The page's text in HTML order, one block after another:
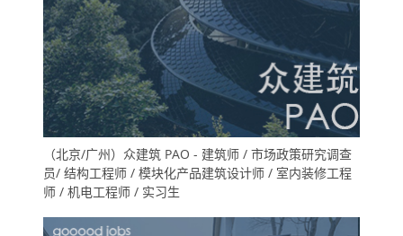
（北京/广州）众建筑 PAO - 建筑师 / 市场政策研究调查
员/ 结构工程师 / 模块化产品建筑设计师 / 室内装修工程
师 / 机电工程师 / 实习生